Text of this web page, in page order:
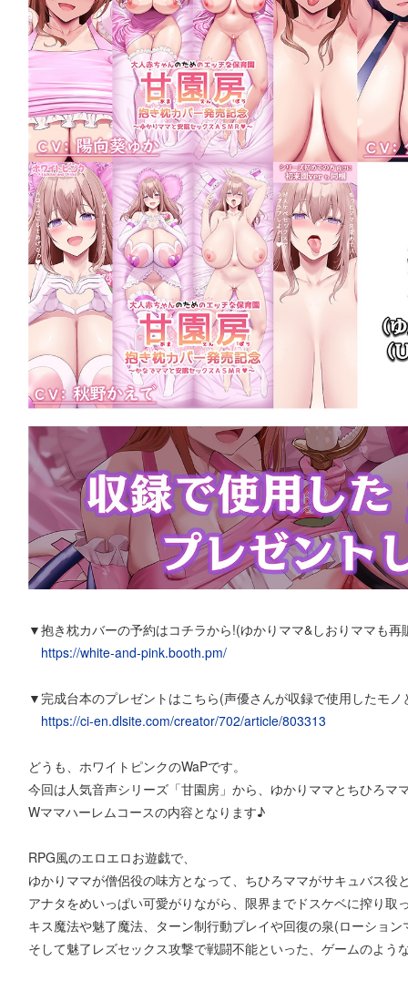
▼抱き枕カバーの予約はコチラから!(ゆかりママ&しおりママも
https://white-and-pink.booth.pm/
▼完成台本のプレゼントはこちら(声優さんが収録で使用したモ
https://ci-en.dlsite.com/creator/702/article/803313
どうも、ホワイトピンクのWaPです。
今回は人気音声シリーズ「甘園房」から、ゆかりママとちひろマ
Wママハーレムコースの内容となります♪
RPG風のエロエロお遊戯で、
ゆかりママが僧侶役の味方となって、ちひろママがサキュバス役
アナタをめいっぱい可愛がりながら、限界までドスケベに搾り取
キス魔法や魅了魔法、ターン制行動プレイや回復の泉(ローション
そして魅了レズセックス攻撃で戦闘不能といった、ゲームのよ